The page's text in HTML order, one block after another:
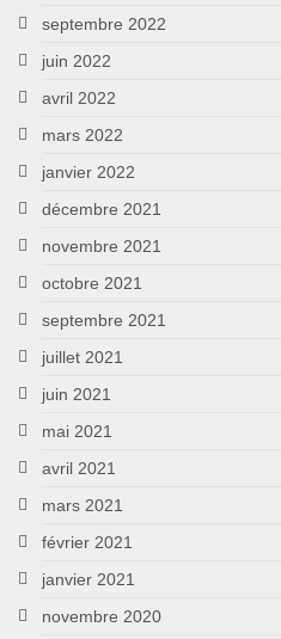
septembre 2022
juin 2022
avril 2022
mars 2022
janvier 2022
décembre 2021
novembre 2021
octobre 2021
septembre 2021
juillet 2021
juin 2021
mai 2021
avril 2021
mars 2021
février 2021
janvier 2021
novembre 2020